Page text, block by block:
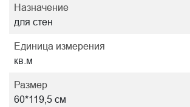
Назначение
для стен
Единица измерения
кв.м
Размер
60*119,5 см